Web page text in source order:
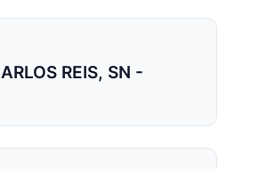
REIS, SN -